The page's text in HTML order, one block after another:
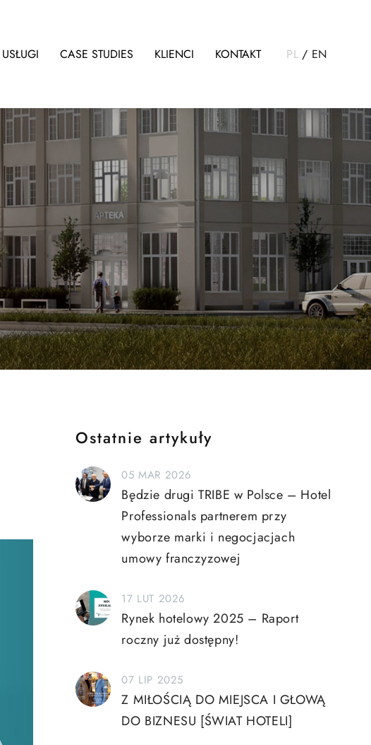
USŁUGI CASE STUDIES KLIENCI KONTAKT PL / EN
Ostatnie artykuły
05 MAR 2026
Będzie drugi TRIBE w Polsce – Hotel
Professionals partnerem przy
wyborze marki i negocjacjach
umowy franczyzowej
17 LUT 2026
Rynek hotelowy 2025 – Raport
roczny już dostępny!
07 LIP 2025
Z MIŁOŚCIĄ DO MIEJSCA I GŁOWĄ
DO BIZNESU [ŚWIAT HOTELI]